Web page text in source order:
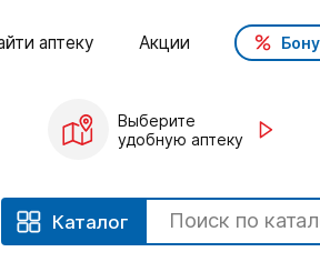
аптеку Акции
Выберите
удобную аптеку
Каталог